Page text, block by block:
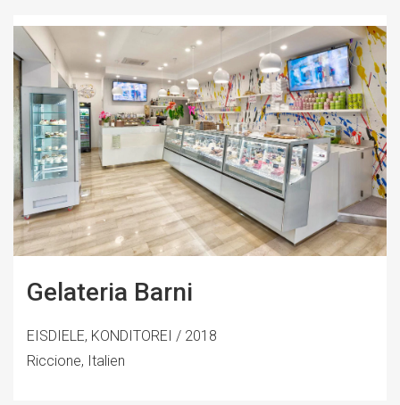
Gelateria Barni
EISDIELE, KONDITOREI / 2018
Riccione, Italien